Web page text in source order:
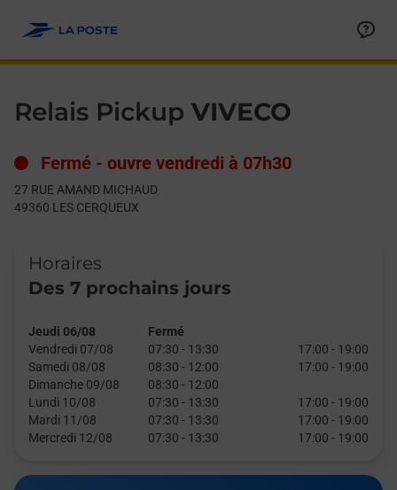
Relais Pickup VIVECO
Fermé - ouvre vendredi à 07h30
27 RUE AMAND MICHAUD
49360 LES CERQUEUX
Horaires
Des 7 prochains jours
Jeudi 06/08
Fermé
Vendredi 07/08
07:30 - 13:30 17:00 - 19:00
Samedi 08/08
08:30 - 12:00 17:00 - 19:00
Dimanche 09/08
08:30 - 12:00
Lundi 10/08
07:30 - 13:30 17:00 - 19:00
Mardi 11/08
07:30 - 13:30 17:00 - 19:00
Mercredi 12/08
07:30 - 13:30 17:00 - 19:00